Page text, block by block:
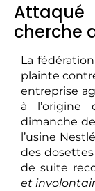
cherche
La
plainte
entreprise
à l’origine
dimanche
l’usine
des
de suite
et